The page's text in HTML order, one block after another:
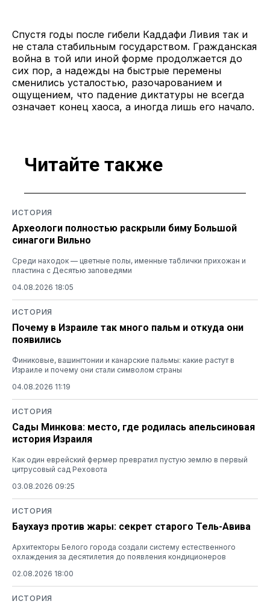
Спустя годы после гибели Каддафи Ливия так и
не стала стабильным государством. Гражданская
война в той или иной форме продолжается до
сих пор, а надежды на быстрые перемены
сменились усталостью, разочарованием и
ощущением, что падение диктатуры не всегда
означает конец хаоса, а иногда лишь его начало.
Читайте также
ИСТОРИЯ
Археологи полностью раскрыли биму Большой
синагоги Вильно
Среди находок — цветные полы, именные таблички прихожан и
пластина с Десятью заповедями
04.08.2026 18:05
ИСТОРИЯ
Почему в Израиле так много пальм и откуда они
появились
Финиковые, вашингтонии и канарские пальмы: какие растут в
Израиле и почему они стали символом страны
04.08.2026 11:19
ИСТОРИЯ
Сады Минкова: место, где родилась апельсиновая
история Израиля
Как один еврейский фермер превратил пустую землю в первый
цитрусовый сад Реховота
03.08.2026 09:25
ИСТОРИЯ
Баухауз против жары: секрет старого Тель-Авива
Архитекторы Белого города создали систему естественного
охлаждения за десятилетия до появления кондиционеров
02.08.2026 18:00
ИСТОРИЯ